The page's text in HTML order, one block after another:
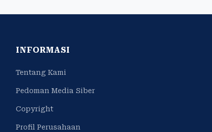
INFORMASI
Tentang Kami
Pedoman Media Siber
Copyright
Profil Perusahaan